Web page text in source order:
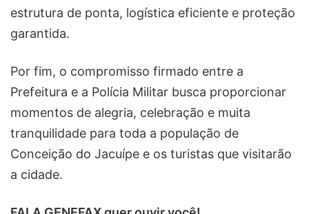
estrutura de ponta, logística eficiente e proteção
garantida.
Por fim, o compromisso firmado entre a
Prefeitura e a Polícia Militar busca proporcionar
momentos de alegria, celebração e muita
tranquilidade para toda a população de
Conceição do Jacuípe e os turistas que visitarão
a cidade.